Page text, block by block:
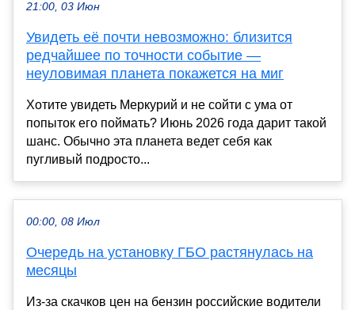
21:00, 03 Июн
Увидеть её почти невозможно: близится
редчайшее по точности событие —
неуловимая планета покажется на миг
Хотите увидеть Меркурий и не сойти с ума от
попыток его поймать? Июнь 2026 года дарит такой
шанс. Обычно эта планета ведет себя как
пугливый подросто...
00:00, 08 Июл
Очередь на установку ГБО растянулась на
месяцы
Из-за скачков цен на бензин российские водители